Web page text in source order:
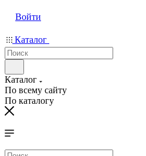
Войти
Каталог
Каталог
По всему сайту
По каталогу